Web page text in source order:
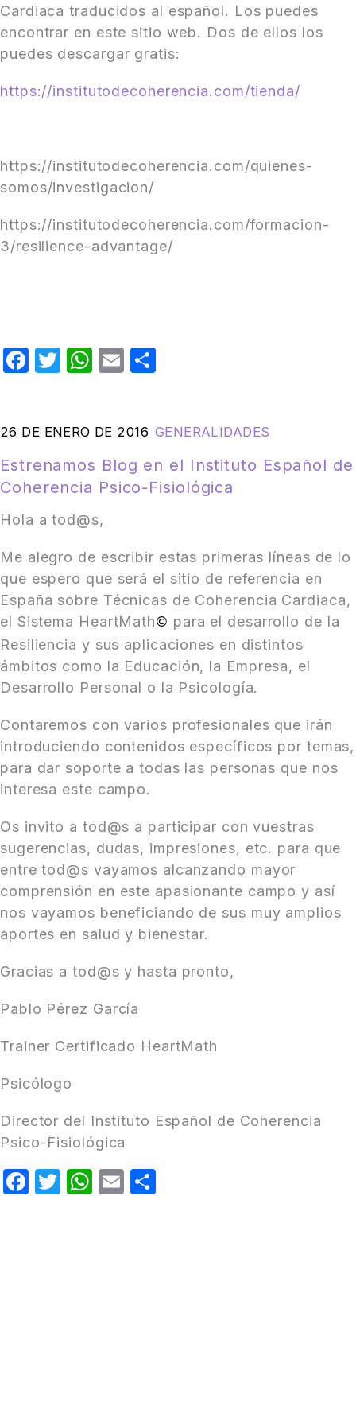
Cardiaca traducidos al español. Los puedes
encontrar en este sitio web. Dos de ellos los
puedes descargar gratis:
https://institutodecoherencia.com/tienda/
https://institutodecoherencia.com/quienes-
somos/investigacion/
https://institutodecoherencia.com/formacion-
3/resilience-advantage/
Facebook
Twitter
WhatsApp
Email
26 DE ENERO DE 2016 GENERALIDADES
Estrenamos Blog en el Instituto Español de
Coherencia Psico-Fisiológica
Hola a tod@s,
Me alegro de escribir estas primeras líneas de lo
que espero que será el sitio de referencia en
España sobre Técnicas de Coherencia Cardiaca,
el Sistema HeartMath© para el desarrollo de la
Resiliencia y sus aplicaciones en distintos
ámbitos como la Educación, la Empresa, el
Desarrollo Personal o la Psicología.
Contaremos con varios profesionales que irán
introduciendo contenidos específicos por temas,
para dar soporte a todas las personas que nos
interesa este campo.
Os invito a tod@s a participar con vuestras
sugerencias, dudas, impresiones, etc. para que
entre tod@s vayamos alcanzando mayor
comprensión en este apasionante campo y así
nos vayamos beneficiando de sus muy amplios
aportes en salud y bienestar.
Gracias a tod@s y hasta pronto,
Pablo Pérez García
Trainer Certificado HeartMath
Psicólogo
Director del Instituto Español de Coherencia
Psico-Fisiológica
Facebook
Twitter
WhatsApp
Email